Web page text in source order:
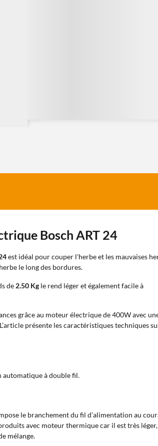
Bosch ART 24
est idéal pour couper l'herbe et les mauvaises
le long des bordures.
de 2.50 Kg le rend léger et également facile à
grâce au moteur électrique de 400W avec
présente les caractéristiques techniques
automatique à double fil.
le branchement du fil d’alimentation au
avec moteur thermique car il est très
mélange.